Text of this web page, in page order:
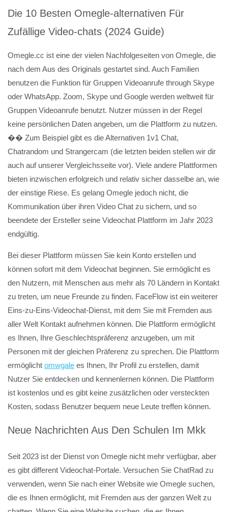
Die 10 Besten Omegle-alternativen Für
Zufällige Video-chats (2024 Guide)
Omegle.cc ist eine der vielen Nachfolgeseiten von Omegle, die
nach dem Aus des Originals gestartet sind. Auch Familien
benutzen die Funktion für Gruppen Videoanrufe through Skype
oder WhatsApp. Zoom, Skype und Google werden weltweit für
Gruppen Videoanrufe benutzt. Nutzer müssen in der Regel
keine persönlichen Daten angeben, um die Plattform zu nutzen.
�� Zum Beispiel gibt es die Alternativen 1v1 Chat,
Chatrandom und Strangercam (die letzten beiden stellen wir dir
auch auf unserer Vergleichsseite vor). Viele andere Plattformen
bieten inzwischen erfolgreich und relativ sicher dasselbe an, wie
der einstige Riese. Es gelang Omegle jedoch nicht, die
Kommunikation über ihren Video Chat zu sichern, und so
beendete der Ersteller seine Videochat Plattform im Jahr 2023
endgültig.
Bei dieser Plattform müssen Sie kein Konto erstellen und
können sofort mit dem Videochat beginnen. Sie ermöglicht es
den Nutzern, mit Menschen aus mehr als 70 Ländern in Kontakt
zu treten, um neue Freunde zu finden. FaceFlow ist ein weiterer
Eins-zu-Eins-Videochat-Dienst, mit dem Sie mit Fremden aus
aller Welt Kontakt aufnehmen können. Die Plattform ermöglicht
es Ihnen, Ihre Geschlechtspräferenz anzugeben, um mit
Personen mit der gleichen Präferenz zu sprechen. Die Plattform
ermöglicht omwgale es Ihnen, Ihr Profil zu erstellen, damit
Nutzer Sie entdecken und kennenlernen können. Die Plattform
ist kostenlos und es gibt keine zusätzlichen oder versteckten
Kosten, sodass Benutzer bequem neue Leute treffen können.
Neue Nachrichten Aus Den Schulen Im Mkk
Seit 2023 ist der Dienst von Omegle nicht mehr verfügbar, aber
es gibt different Videochat-Portale. Versuchen Sie ChatRad zu
verwenden, wenn Sie nach einer Website wie Omegle suchen,
die es Ihnen ermöglicht, mit Fremden aus der ganzen Welt zu